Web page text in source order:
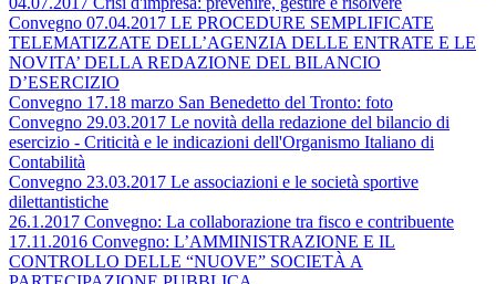
Convegno 07.04.2017 LE PROCEDURE SEMPLIFICATE
TELEMATIZZATE DELL’AGENZIA DELLE ENTRATE E LE
NOVITA’ DELLA REDAZIONE DEL BILANCIO
D’ESERCIZIO
Convegno 17.18 marzo San Benedetto del Tronto: foto
Convegno 29.03.2017 Le novità della redazione del bilancio di
esercizio - Criticità e le indicazioni dell'Organismo Italiano di
Contabilità
Convegno 23.03.2017 Le associazioni e le società sportive
dilettantistiche
26.1.2017 Convegno: La collaborazione tra fisco e contribuente
17.11.2016 Convegno: L’AMMINISTRAZIONE E IL
CONTROLLO DELLE “NUOVE” SOCIETÀ A